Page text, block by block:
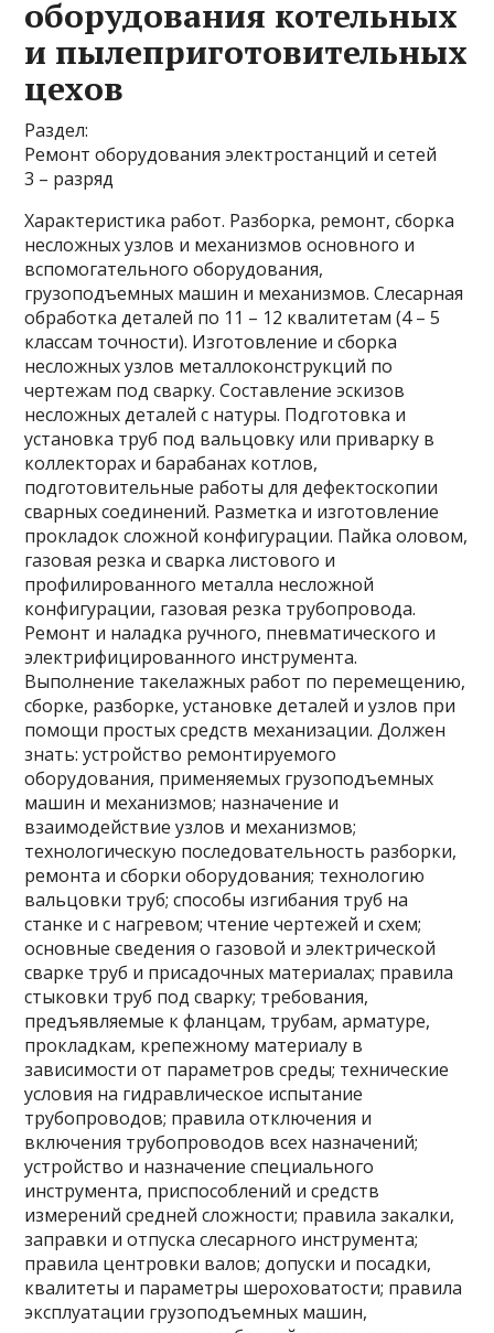
оборудования котельных
и пылеприготовительных
цехов
Раздел:
Ремонт оборудования электростанций и сетей
3 – разряд
Характеристика работ. Разборка, ремонт, сборка
несложных узлов и механизмов основного и
вспомогательного оборудования,
грузоподъемных машин и механизмов. Слесарная
обработка деталей по 11 – 12 квалитетам (4 – 5
классам точности). Изготовление и сборка
несложных узлов металлоконструкций по
чертежам под сварку. Составление эскизов
несложных деталей с натуры. Подготовка и
установка труб под вальцовку или приварку в
коллекторах и барабанах котлов,
подготовительные работы для дефектоскопии
сварных соединений. Разметка и изготовление
прокладок сложной конфигурации. Пайка оловом,
газовая резка и сварка листового и
профилированного металла несложной
конфигурации, газовая резка трубопровода.
Ремонт и наладка ручного, пневматического и
электрифицированного инструмента.
Выполнение такелажных работ по перемещению,
сборке, разборке, установке деталей и узлов при
помощи простых средств механизации. Должен
знать: устройство ремонтируемого
оборудования, применяемых грузоподъемных
машин и механизмов; назначение и
взаимодействие узлов и механизмов;
технологическую последовательность разборки,
ремонта и сборки оборудования; технологию
вальцовки труб; способы изгибания труб на
станке и с нагревом; чтение чертежей и схем;
основные сведения о газовой и электрической
сварке труб и присадочных материалах; правила
стыковки труб под сварку; требования,
предъявляемые к фланцам, трубам, арматуре,
прокладкам, крепежному материалу в
зависимости от параметров среды; технические
условия на гидравлическое испытание
трубопроводов; правила отключения и
включения трубопроводов всех назначений;
устройство и назначение специального
инструмента, приспособлений и средств
измерений средней сложности; правила закалки,
заправки и отпуска слесарного инструмента;
правила центровки валов; допуски и посадки,
квалитеты и параметры шероховатости; правила
эксплуатации грузоподъемных машин,